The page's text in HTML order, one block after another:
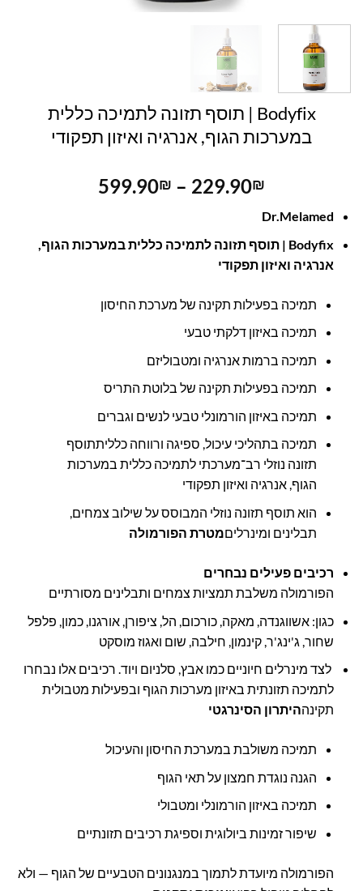
Bodyfix | תוסף תזונה לתמיכה כללית
במערכות הגוף, אנרגיה ואיזון תפקודי
229.90₪
–
599.90₪
עד
Dr.Melamed
Bodyfix | תוסף תזונה לתמיכה כללית במערכות הגוף,
אנרגיה ואיזון תפקודי
תמיכה בפעילות תקינה של מערכת החיסון
תמיכה באיזון דלקתי טבעי
תמיכה ברמות אנרגיה ומטבוליזם
תמיכה בפעילות תקינה של בלוטת התריס
תמיכה באיזון הורמונלי טבעי לנשים וגברים
תמיכה בתהליכי עיכול, ספיגה ורווחה כלליתתוסף
תזונה נוזלי רב־מערכתי לתמיכה כללית במערכות
הגוף, אנרגיה ואיזון תפקודי
הוא תוסף תזונה נוזלי המבוסס על שילוב צמחים,
תבלינים ומינרליםמטרת הפורמולה
רכיבים פעילים נבחרים
הפורמולה משלבת תמציות צמחים ותבלינים מסורתיים
כגון: אשווגנדה, מאקה, כורכום, הל, ציפורן, אורגנו, כמון, פלפל
שחור, ג'ינג'ר, קינמון, חילבה, שום ואגוז מוסקט
לצד מינרלים חיוניים כמו אבץ, סלניום ויוד. רכיבים אלו נבחרו
לתמיכה תזונתית באיזון מערכות הגוף ובפעילות מטבולית
תקינההיתרון הסינרגטי
תמיכה משולבת במערכת החיסון והעיכול
הגנה נוגדת חמצון על תאי הגוף
תמיכה באיזון הורמונלי ומטבולי
שיפור זמינות ביולוגית וספיגת רכיבים תזונתיים
הפורמולה מיועדת לתמוך במנגנונים הטבעיים של הגוף — ולא